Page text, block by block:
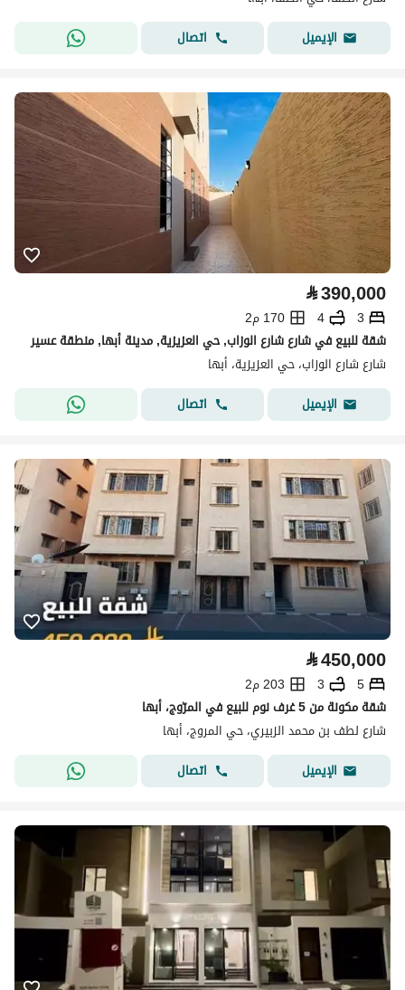
الإيميل
اتصال
⃁390,000
3
4
170 م2
شقة للبيع في شارع شارع الوزاب, حي العزيزية, مدينة أبها, منطقة عسير
شارع شارع الوزاب، حي العزيزية، أبها
الإيميل
اتصال
⃁450,000
5
3
203 م2
شقة مكونة من 5 غرف نوم للبيع في المرّوج، أبها
شارع لطف بن محمد الزبيري، حي المروج، أبها
الإيميل
اتصال